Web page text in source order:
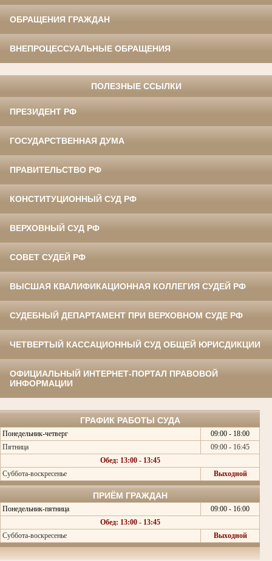
ОБРАЩЕНИЯ ГРАЖДАН
ВНЕПРОЦЕССУАЛЬНЫЕ ОБРАЩЕНИЯ
ПОЛЕЗНЫЕ ССЫЛКИ
ПРЕЗИДЕНТ РФ
ГОСУДАРСТВЕННАЯ ДУМА
ПРАВИТЕЛЬСТВО РФ
КОНСТИТУЦИОННЫЙ СУД РФ
ВЕРХОВНЫЙ СУД РФ
СОВЕТ СУДЕЙ РФ
ВЫСШАЯ КВАЛИФИКАЦИОННАЯ КОЛЛЕГИЯ СУДЕЙ РФ
СУДЕБНЫЙ ДЕПАРТАМЕНТ ПРИ ВЕРХОВНОМ СУДЕ РФ
ЧЕТВЕРТЫЙ КАССАЦИОННЫЙ СУД ОБЩЕЙ ЮРИСДИКЦИИ
ОФИЦИАЛЬНЫЙ ИНТЕРНЕТ-ПОРТАЛ ПРАВОВОЙ
ИНФОРМАЦИИ
ГРАФИК РАБОТЫ СУДА
Понедельник-четверг
09:00 - 18:00
Пятница
09:00 - 16:45
Обед: 13:00 - 13:45
Суббота-воскресенье
Выходной
ПРИЁМ ГРАЖДАН
Понедельник-пятница
09:00 - 16:00
Обед: 13:00 - 13:45
Суббота-воскресенье
Выходной